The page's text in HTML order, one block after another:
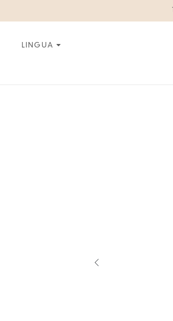
LINGUA